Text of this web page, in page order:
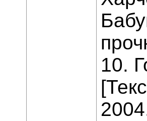
10.